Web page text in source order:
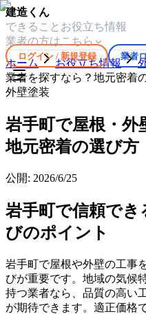
建造くん
できること お役立ち情報
業者の方はこちら
ログイン / 新規登録 業者
ホーム お役立ち情報
業者を探すなら？地元密着
外壁塗装
岩手町で屋根・外
地元密着の選び方
公開: 2026/6/25
岩手町で信頼でき
びのポイント
岩手町で屋根や外壁の工事
びが重要です。地域の気候
持つ業者なら、品質の高い
が期待できます。適正価格